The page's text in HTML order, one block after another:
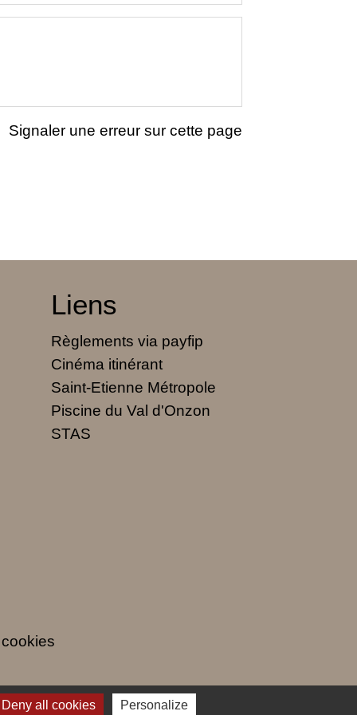
Signaler une erreur sur cette page
Liens
Règlements via payfip
Cinéma itinérant
Saint-Etienne Métropole
Piscine du Val d'Onzon
STAS
Deny all cookies Personalize